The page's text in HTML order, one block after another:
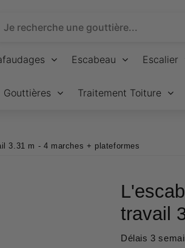
Escabeau Escalier
Gouttières Traitement Toiture
3.31 m - 4 marches + plateformes
travail
Délais 3